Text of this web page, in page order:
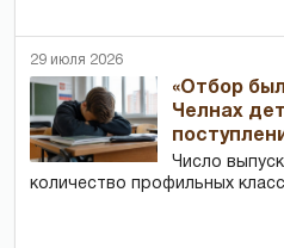
29 июля 2026
«Отбор
Челнах
Число
количество профильных